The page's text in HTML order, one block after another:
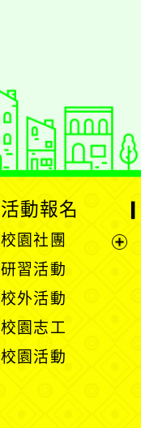
活動報名
校園社團
研習活動
校外活動
校園志工
校園活動